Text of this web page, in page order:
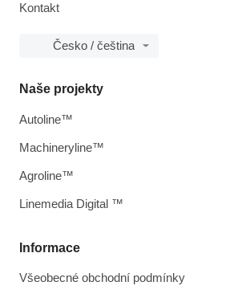
Kontakt
Česko / čeština
Informace
Všeobecné obchodní podmínky
Naše projekty
Autoline™
Machineryline™
Agroline™
Linemedia Digital ™